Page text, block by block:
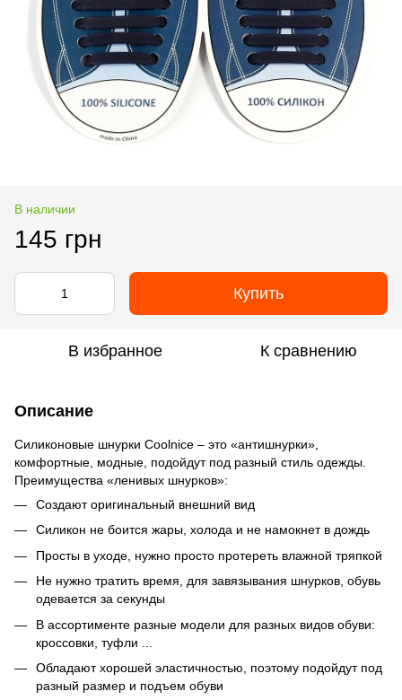
В наличии
145 грн
Купить
В избранное К сравнению
Описание
Силиконовые шнурки Coolnice – это «антишнурки»,
комфортные, модные, подойдут под разный стиль одежды.
Преимущества «ленивых шнурков»:
Создают оригинальный внешний вид
Силикон не боится жары, холода и не намокнет в дождь
Просты в уходе, нужно просто протереть влажной тряпкой
Не нужно тратить время, для завязывания шнурков, обувь
одевается за секунды
В ассортименте разные модели для разных видов обуви:
кроссовки, туфли ...
Обладают хорошей эластичностью, поэтому подойдут под
разный размер и подъем обуви